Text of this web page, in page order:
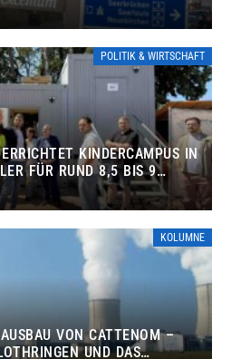
POLITIK & WIRTSCHAFT
KINDERCAMPUS IN
FÜR RUND 8,5 BIS 9
KOLUMNE
VON CATTENOM –
UND DAS